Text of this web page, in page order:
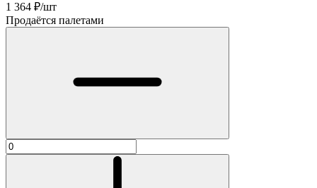
1 364 ₽/шт
Продаётся палетами